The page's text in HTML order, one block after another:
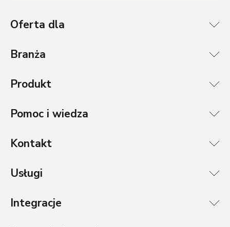
Oferta dla
Branża
Produkt
Pomoc i wiedza
Kontakt
Usługi
Integracje